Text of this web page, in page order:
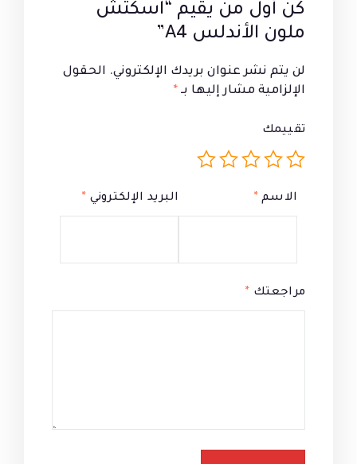
كن أول من يقيم “اسكتش
ملون الأندلس A4”
لن يتم نشر عنوان بريدك الإلكتروني. الحقول
الإلزامية مشار إليها بـ *
تقييمك
مراجعتك *
الاسم * البريد الإلكتروني *